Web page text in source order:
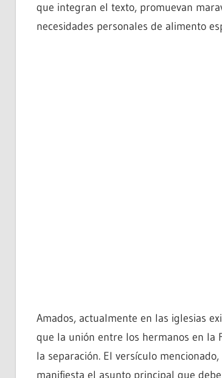
que integran el texto, promuevan
necesidades personales de alimento
Amados, actualmente en las iglesias
que la unión entre los hermanos en la
la separación. El versículo
manifiesta el asunto principal que